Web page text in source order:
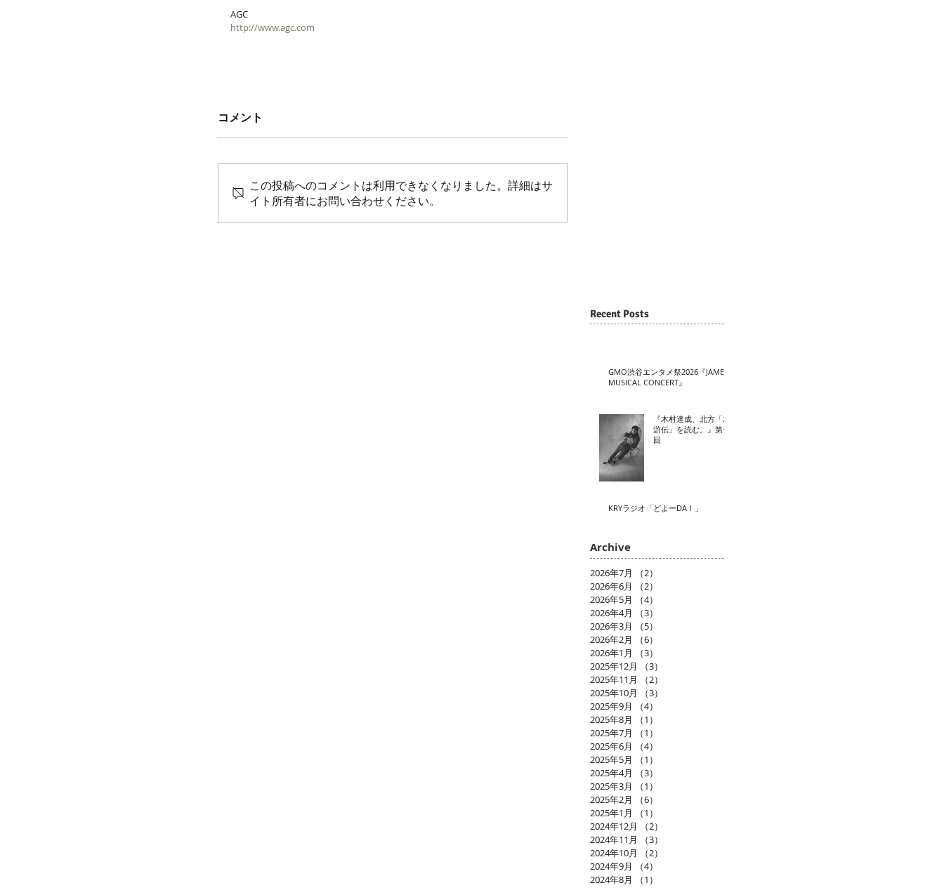
AGC
http://www.agc.com
コメント
この投稿へのコメントは利用できなくなりました。詳細はサ
イト所有者にお問い合わせください。
Recent Posts
GMO渋谷エンタメ祭2026『JAME
MUSICAL CONCERT』
『木村達成、北方「水
滸伝」を読む。』第十
回
KRYラジオ「どよーDA！」
Archive
2026年7月 （2）
2026年6月
（2）
2026年5月
（4）
2026年4月
（3）
2026年3月
（5）
2026年2月
（6）
2026年1月
（3）
2025年12月
（3）
2025年11月
（2）
2025年10月
（3）
2025年9月
（4）
2025年8月
（1）
2025年7月
（1）
2025年6月
（4）
2025年5月
（1）
2025年4月
（3）
2025年3月
（1）
2025年2月
（6）
2025年1月
（1）
2024年12月
（2）
2024年11月
（3）
2024年10月
（2）
2024年9月
（4）
2024年8月
（1）